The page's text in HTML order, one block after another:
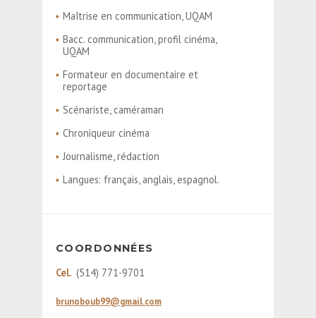
Maîtrise en communication, UQAM
Bacc. communication, profil cinéma,
UQAM
Formateur en documentaire et
reportage
Scénariste, caméraman
Chroniqueur cinéma
Journalisme, rédaction
Langues: français, anglais, espagnol.
COORDONNÉES
Cel. (514) 771-9701
brunoboub99@gmail.com